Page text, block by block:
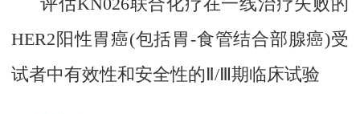
HER2阳性胃癌(包括胃-食管结合部腺癌)受
试者中有效性和安全性的Ⅱ/Ⅲ期临床试验